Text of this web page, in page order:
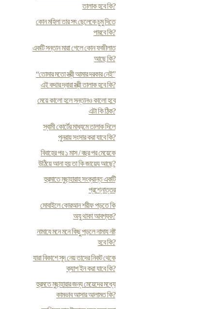
তালাক হবে কি?
কোন মহিলা তার সৎ ছেলেকে চুমু দিতে
পারবে কি?
একটি সন্তান মারা গেলে কোন ফজীলাত
আছে কি?
“তোমার মতো স্ত্রী আমার দরকার নেই”
এই কথার দ্বারা স্ত্রী তালাক হবে কি?
মেয়ে কালো হলে সন্তানও কালো হবে
এটা কি ঠিক?
স্বামী কোর্টের মাধ্যমে তালাক দিলে
পুনরায় সংসার করা যাবে কি?
বিবাহের পর ১ মাস / বছর পর মেয়েকে
উঠিয়ে আনা হয় তা কি জায়েয আছে?
হুরমাতে মুছাহারাহ সংক্রান্ত একটি
প্রশ্নোত্তর
মোবাইলে কোরআন শরীফ পড়তে কি
অযু থাকা আবশ্যক?
নামাযে মনে মনে কিছু পড়লে নামায নষ্ট
হবে কি?
যারা বিকাশে সূদ নেয় তাদের নিকট থেকে
ক্যাশ ইন করা যাবে কি?
হুরমতে মুছাহারার জন্য মেয়েদের মধ্যে
কামভাব আসার আলামত কি?